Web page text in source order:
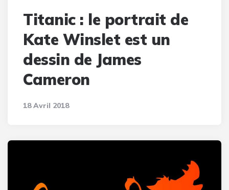
Titanic : le portrait de
Kate Winslet est un
dessin de James
Cameron
18 Avril 2018